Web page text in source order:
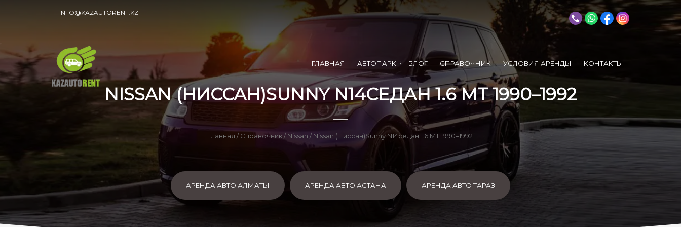
INFO@KAZAUTORENT.KZ
ГЛАВНАЯ АВТОПАРК БЛОГ СПРАВОЧНИК УСЛОВИЯ АРЕНДЫ КОНТАКТЫ
NISSAN (НИССАН)SUNNY N14СЕДАН 1.6 MT 1990–1992
Главная /Справочник/Nissan / Nissan (Ниссан)Sunny N14седан 1.6 MT 1990–1992
АРЕНДА АВТО АЛМАТЫ АРЕНДА АВТО АСТАНА АРЕНДА АВТО ТАРАЗ